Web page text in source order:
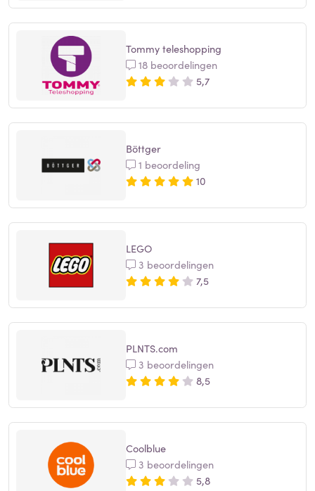
Tommy teleshopping
18 beoordelingen
5,7
Böttger
1 beoordeling
10
LEGO
3 beoordelingen
7,5
PLNTS.com
3 beoordelingen
8,5
Coolblue
3 beoordelingen
5,8